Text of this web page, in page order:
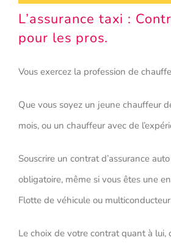
L’assurance taxi :
pour les pros.
Vous exercez la profession de
Que vous soyez un jeune chauffeur
mois, ou un chauffeur avec de
Souscrire un contrat d’assurance
obligatoire, même si vous êtes une
Flotte de véhicule ou
Le choix de votre contrat quant à lui,